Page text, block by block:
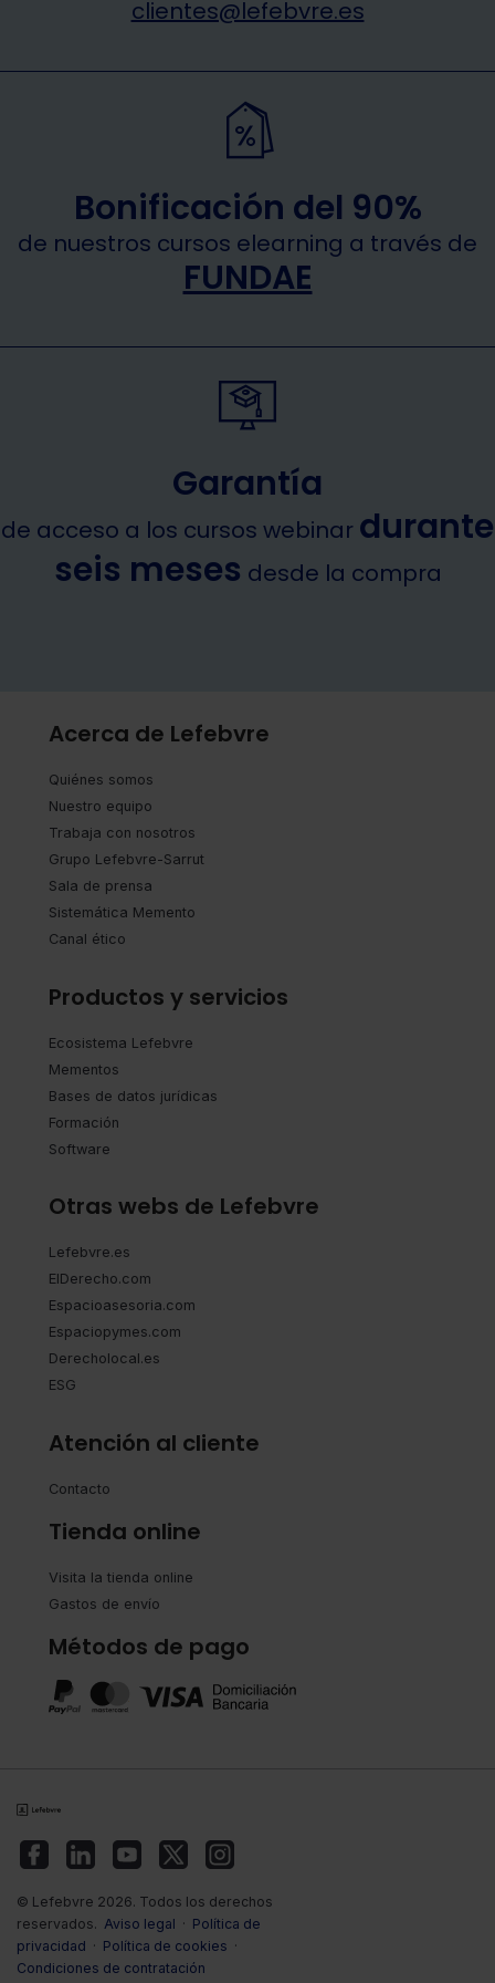
clientes@lefebvre.es
Bonificación del 90%
de nuestros cursos elearning a través de
FUNDAE
Garantía
de acceso a los cursos webinar durante
seis meses desde la compra
Acerca de Lefebvre
Quiénes somos
Nuestro equipo
Trabaja con nosotros
Grupo Lefebvre-Sarrut
Sala de prensa
Sistemática Memento
Canal ético
Productos y servicios
Ecosistema Lefebvre
Mementos
Bases de datos jurídicas
Formación
Software
Otras webs de Lefebvre
Lefebvre.es
ElDerecho.com
Espacioasesoria.com
Espaciopymes.com
Derecholocal.es
ESG
Atención al cliente
Contacto
Tienda online
Visita la tienda online
Gastos de envío
Métodos de pago
© Lefebvre 2026. Todos los derechos
reservados. Aviso legal · Política de
privacidad · Política de cookies ·
Condiciones de contratación